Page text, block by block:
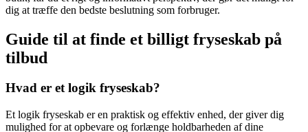
dig at træffe den bedste beslutning som forbruger.
Guide til at finde et billigt fryseskab på
tilbud
Hvad er et logik fryseskab?
Et logik fryseskab er en praktisk og effektiv enhed, der giver dig
mulighed for at opbevare og forlænge holdbarheden af dine